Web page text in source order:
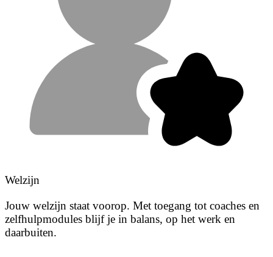
Welzijn
Jouw welzijn staat voorop. Met toegang tot coaches en
zelfhulpmodules blijf je in balans, op het werk en
daarbuiten.